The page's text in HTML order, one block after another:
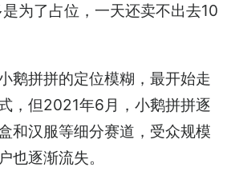
为了占位，一天还卖不出去10
鹅拼拼的定位模糊，最开始走
，但2021年6月，小鹅拼拼逐
和汉服等细分赛道，受众规模
也逐渐流失。